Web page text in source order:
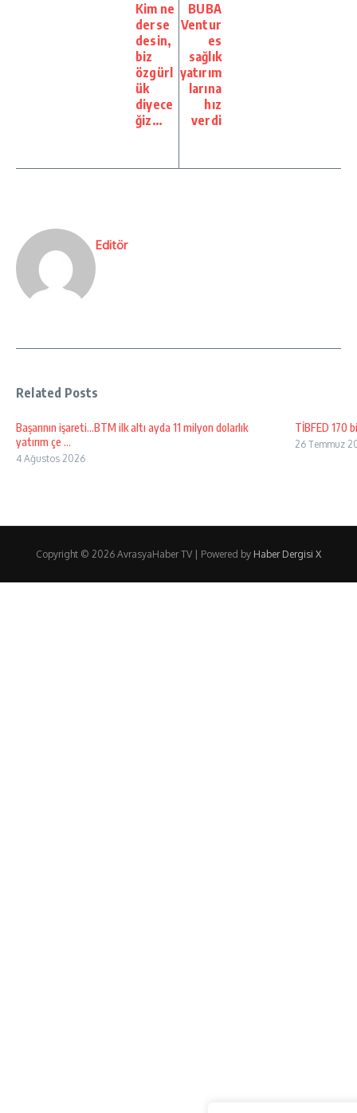
Kim ne
derse
desin,
biz
özgürl
ük
diyece
ğiz…
BUBA
Ventur
es
sağlık
yatırım
larına
hız
verdi
Editör
Related Posts
Başarının işareti…BTM ilk altı ayda 11 milyon dolarlık
yatırım çe ...
4 Ağustos 2026
TİBFED 170
26 Temmuz
Copyright © 2026 AvrasyaHaber TV | Powered by Haber Dergisi X